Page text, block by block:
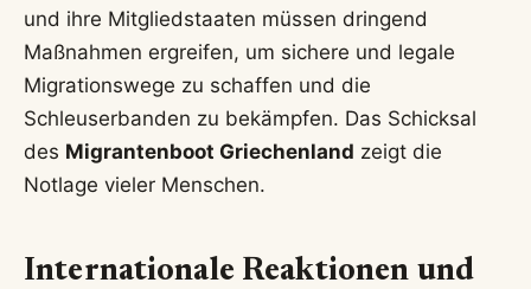
und ihre Mitgliedstaaten müssen dringend
Maßnahmen ergreifen, um sichere und legale
Migrationswege zu schaffen und die
Schleuserbanden zu bekämpfen. Das Schicksal
des Migrantenboot Griechenland zeigt die
Notlage vieler Menschen.
Internationale Reaktionen und